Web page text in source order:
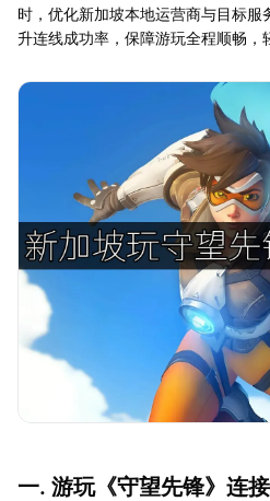
时，优化新加坡本地运营商与目标服
升连线成功率，保障游玩全程顺畅，
一. 游玩《守望先锋》连